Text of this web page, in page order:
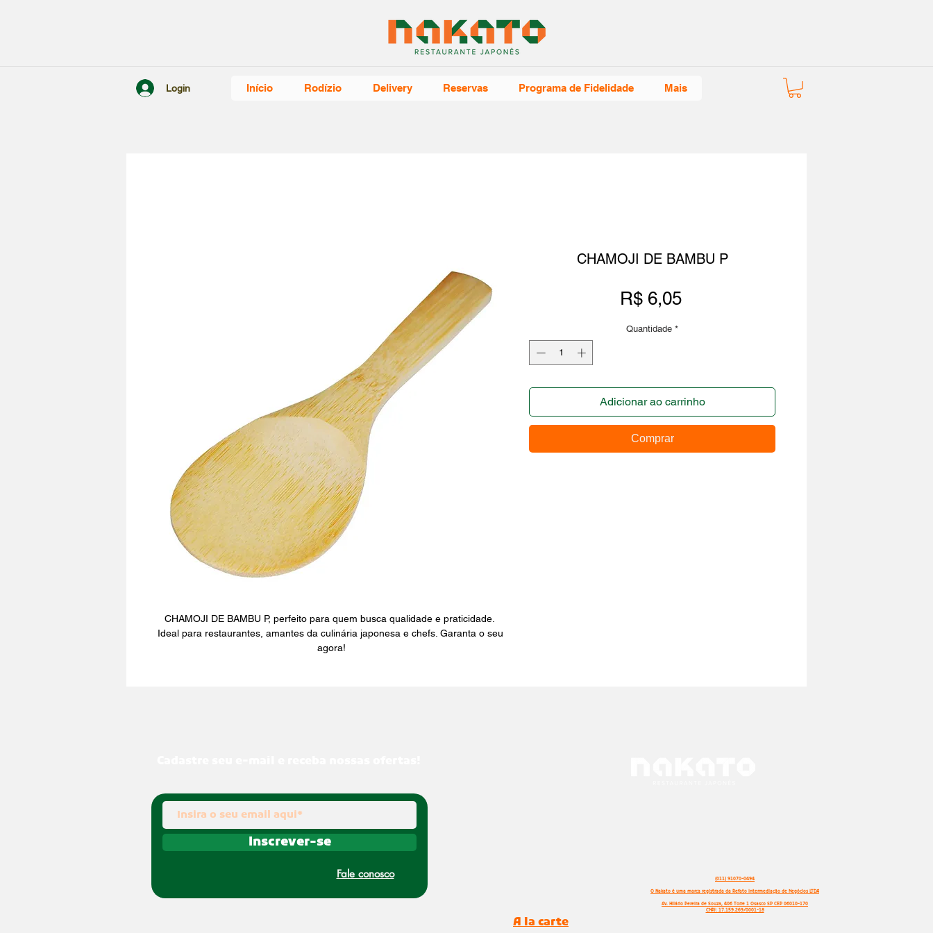
Login Início Rodízio Delivery Reservas Programa de Fidelidade Mais
CHAMOJI DE BAMBU P, perfeito para quem busca qualidade e praticidade.
Ideal para restaurantes, amantes da culinária japonesa e chefs. Garanta o seu
agora!
CHAMOJI DE BAMBU P
R$ 6,05Preço
Quantidade *
Adicionar ao carrinho
Comprar
Inscrever-se
Fale conosco (011) 91070-0494
O Nakato é uma marca registrada da Refato Intermediação de Negócios LTDA
Av. Hilário Pereira de Souza, 406 Torre 1 Osasco SP CEP 06010-170
CNPJ: 17.159.269/0001-18
A la carte